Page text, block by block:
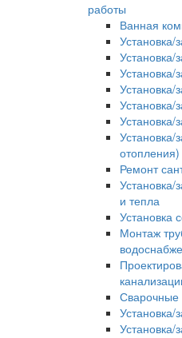
работы
Ванная
Установка/
Установка/
Установка/
Установка/
Установка/
отопления)
Ремонт
Установка/
и тепла
Установка
Монтаж
Сварочные
Установка/
Установка/